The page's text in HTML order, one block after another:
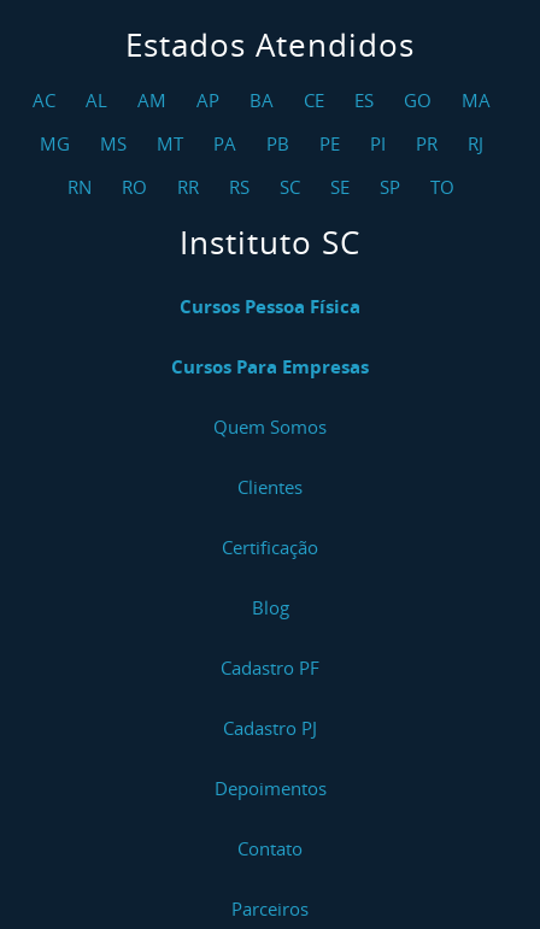
Estados Atendidos
AC AL AM AP BA CE ES GO
MA
MG
MS MT PA PB PE PI PR
RJ
RN
RO RR RS SC SE SP TO
Instituto SC
Cursos Pessoa Física
Cursos Para Empresas
Quem Somos
Clientes
Certificação
Blog
Cadastro PF
Cadastro PJ
Depoimentos
Contato
Parceiros